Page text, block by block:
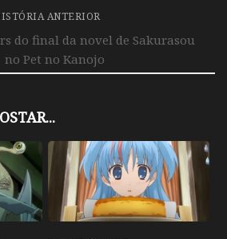
ANTERIOR
do final da novel de Sakurasou
no Pet no Kanojo